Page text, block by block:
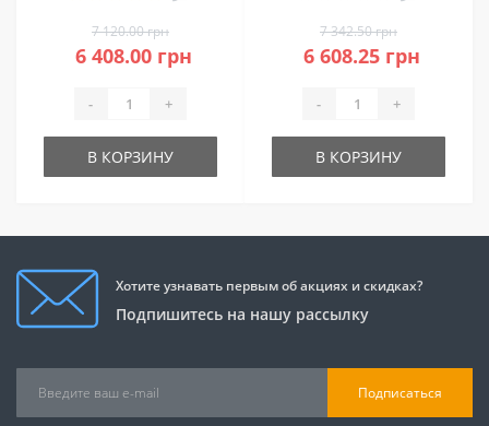
7 120.00 грн
6 408.00 грн
- +
В КОРЗИНУ
7 342.50 грн
6 608.25 грн
- +
В КОРЗИНУ
Хотите узнавать первым об акциях и скидках?
Подпишитесь на нашу рассылку
Подписаться